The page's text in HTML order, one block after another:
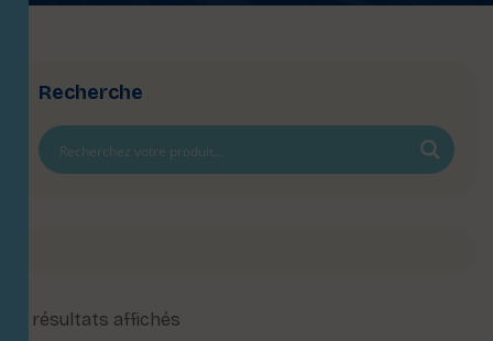
Recherche
3 résultats affichés